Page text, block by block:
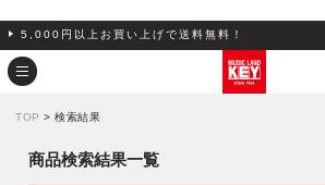
5,000円以上お買い上げで送料無料！
TOP > 検索結果
商品検索結果一覧